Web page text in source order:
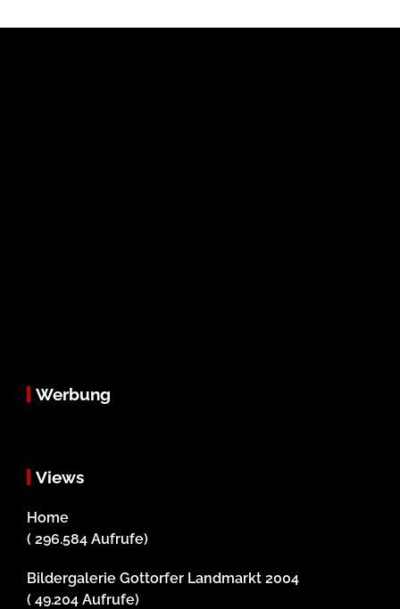
Werbung
Views
Home
( 296.584 Aufrufe)
Bildergalerie Gottorfer Landmarkt 2004
( 49.204 Aufrufe)